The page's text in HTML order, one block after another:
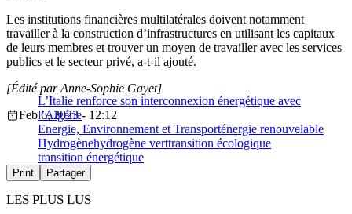
Les institutions financières multilatérales doivent notamment
travailler à la construction d’infrastructures en utilisant les capitaux
de leurs membres et trouver un moyen de travailler avec les services
publics et le secteur privé, a-t-il ajouté.
L’Italie renforce son interconnexion énergétique avec
l’Algérie
[Édité par Anne-Sophie Gayet]
Feb 6, 2023 - 12:12
Energie, Environnement et Transporténergie renouvelable
Hydrogènehydrogène verttransition écologique
transition énergétique
Print Partager
LES PLUS LUS